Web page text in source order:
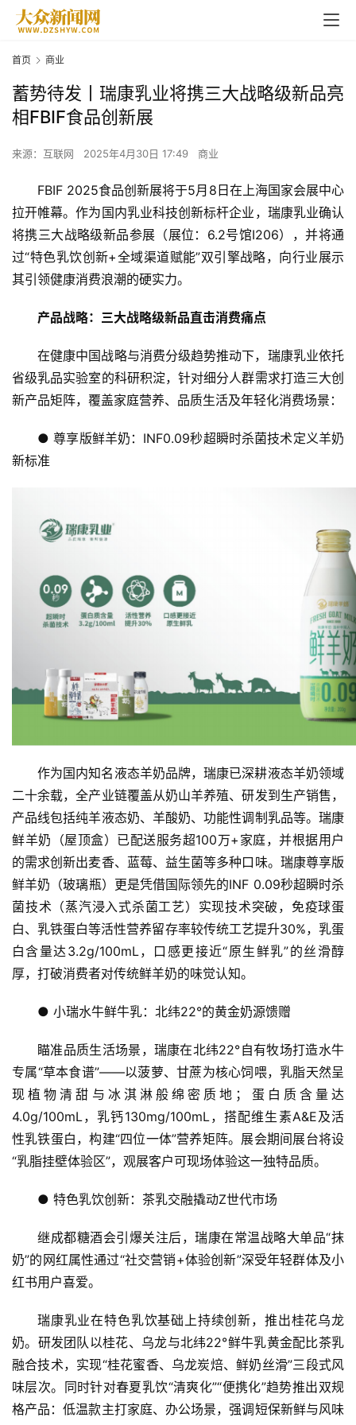
页
资
讯
首页 商业
蓄势待发丨瑞康乳业将携三大战略级新品亮
相FBIF食品创新展
来源：互联网 2025年4月30日 17:49 商业
FBIF 2025食品创新展将于5月8日在上海国家会展中心
拉开帷幕。作为国内乳业科技创新标杆企业，瑞康乳业确认
将携三大战略级新品参展（展位：6.2号馆I206），并将通
过“特色乳饮创新+全域渠道赋能”双引擎战略，向行业展示
其引领健康消费浪潮的硬实力。
产品战略： 三大战略级新品直击消费痛点
在健康中国战略与消费分级趋势推动下，瑞康乳业依托
省级乳品实验室的科研积淀，针对细分人群需求打造三大创
新产品矩阵，覆盖家庭营养、品质生活及年轻化消费场景：
● 尊享版鲜羊奶：INF0.09秒超瞬时杀菌技术定义羊奶
新标准
作为国内知名液态羊奶品牌，瑞康已深耕液态羊奶领域
二十余载，全产业链覆盖从奶山羊养殖、研发到生产销售，
产品线包括纯羊液态奶、羊酸奶、功能性调制乳品等。瑞康
鲜羊奶（屋顶盒）已配送服务超100万+家庭，并根据用户
的需求创新出麦香、蓝莓、益生菌等多种口味。瑞康尊享版
鲜羊奶（玻璃瓶）更是凭借国际领先的INF 0.09秒超瞬时杀
菌技术（蒸汽浸入式杀菌工艺）实现技术突破，免疫球蛋
白、乳铁蛋白等活性营养留存率较传统工艺提升30%，乳蛋
白含量达3.2g/100mL，口感更接近“原生鲜乳”的丝滑醇
厚，打破消费者对传统鲜羊奶的味觉认知。
● 小瑞水牛鲜牛乳：北纬22°的黄金奶源馈赠
瞄准品质生活场景，瑞康在北纬22°自有牧场打造水牛
专属“草本食谱”——以菠萝、甘蔗为核心饲喂，乳脂天然呈
现植物清甜与冰淇淋般绵密质地；蛋白质含量达
4.0g/100mL，乳钙130mg/100mL，搭配维生素A&E及活
性乳铁蛋白，构建“四位一体”营养矩阵。展会期间展台将设
“乳脂挂壁体验区”，观展客户可现场体验这一独特品质。
● 特色乳饮创新：茶乳交融撬动Z世代市场
继成都糖酒会引爆关注后，瑞康在常温战略大单品“抹
奶”的网红属性通过“社交营销+体验创新”深受年轻群体及小
红书用户喜爱。
瑞康乳业在特色乳饮基础上持续创新，推出桂花乌龙
奶。研发团队以桂花、乌龙与北纬22°鲜牛乳黄金配比茶乳
融合技术，实现“桂花蜜香、乌龙炭焙、鲜奶丝滑”三段式风
味层次。同时针对春夏乳饮“清爽化”“便携化”趋势推出双规
格产品：低温款主打家庭、办公场景，强调短保新鲜与风味